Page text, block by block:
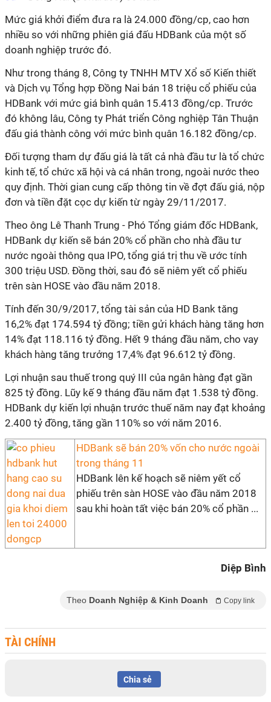
Mức giá khởi điểm đưa ra là 24.000 đồng/cp, cao hơn
nhiều so với những phiên giá đấu HDBank của một số
doanh nghiệp trước đó.
Như trong tháng 8, Công ty TNHH MTV Xổ số Kiến thiết
và Dịch vụ Tổng hợp Đồng Nai bán 18 triệu cổ phiếu của
HDBank với mức giá bình quân 15.413 đồng/cp. Trước
đó không lâu, Công ty Phát triển Công nghiệp Tân Thuận
đấu giá thành công với mức bình quân 16.182 đồng/cp.
Đối tượng tham dự đấu giá là tất cả nhà đầu tư là tổ chức
kinh tế, tổ chức xã hội và cá nhân trong, ngoài nước theo
quy định. Thời gian cung cấp thông tin về đợt đấu giá, nộp
đơn và tiền đặt cọc dự kiến từ ngày 29/11/2017.
Theo ông Lê Thanh Trung - Phó Tổng giám đốc HDBank,
HDBank dự kiến sẽ bán 20% cổ phần cho nhà đầu tư
nước ngoài thông qua IPO, tổng giá trị thu về ước tính
300 triệu USD. Đồng thời, sau đó sẽ niêm yết cổ phiếu
trên sàn HOSE vào đầu năm 2018.
Tính đến 30/9/2017, tổng tài sản của HD Bank tăng
16,2% đạt 174.594 tỷ đồng; tiền gửi khách hàng tăng hơn
14% đạt 118.116 tỷ đồng. Hết 9 tháng đầu năm, cho vay
khách hàng tăng trưởng 17,4% đạt 96.612 tỷ đồng.
Lợi nhuận sau thuế trong quý III của ngân hàng đạt gần
825 tỷ đồng. Lũy kế 9 tháng đầu năm đạt 1.538 tỷ đồng.
HDBank dự kiến lợi nhuận trước thuế năm nay đạt khoảng
2.400 tỷ đồng, tăng gần 110% so với năm 2016.
HDBank sẽ bán 20% vốn cho nước ngoài
trong tháng 11
HDBank lên kế hoạch sẽ niêm yết cổ
phiếu trên sàn HOSE vào đầu năm 2018
sau khi hoàn tất việc bán 20% cổ phần ...
Diệp Bình
Theo Doanh Nghiệp & Kinh Doanh Copy link
TÀI CHÍNH
Chia sẻ